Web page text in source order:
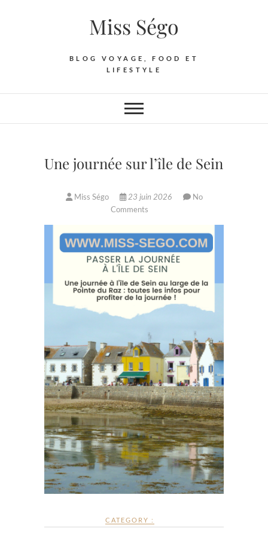
Miss Ségo
BLOG VOYAGE, FOOD ET
LIFESTYLE
Une journée sur l’île de Sein
Miss Ségo 23 juin 2026
No
Comments
CATEGORY :